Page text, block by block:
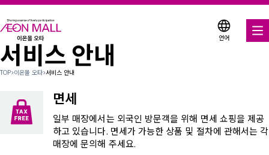
언어
음식 & 음료
다양한 매장에서 이용 가능한 쿠폰
서비스 안내
TOP>이온몰 오타>서비스 안내
면세
일부 매장에서는 외국인 방문객을 위해 면세 쇼핑을 제공
하고 있습니다. 면세가 가능한 상품 및 절차에 관해서는 각
매장에 문의해 주세요.